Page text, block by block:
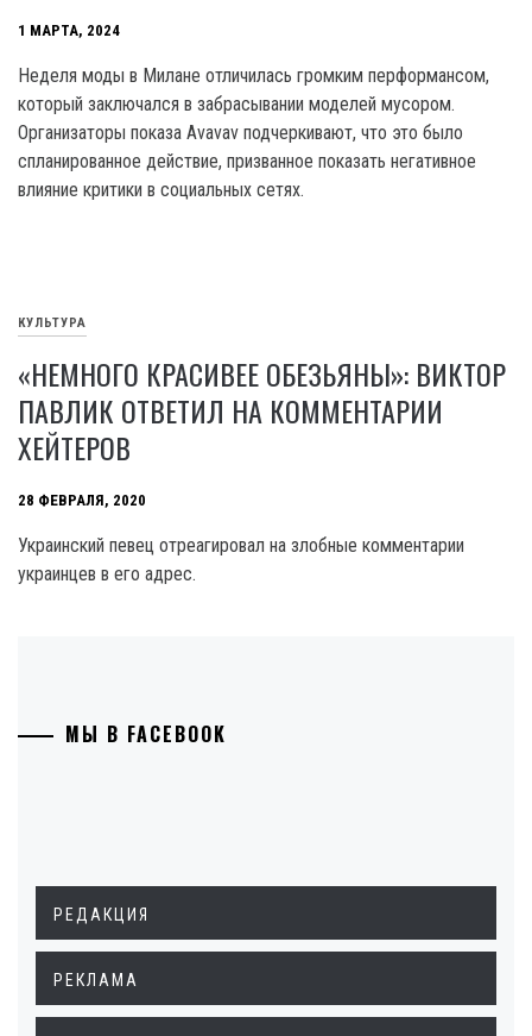
1 МАРТА, 2024
Неделя моды в Милане отличилась громким перформансом,
который заключался в забрасывании моделей мусором.
Организаторы показа Avavav подчеркивают, что это было
спланированное действие, призванное показать негативное
влияние критики в социальных сетях.
КУЛЬТУРА
«НЕМНОГО КРАСИВЕЕ ОБЕЗЬЯНЫ»: ВИКТОР
ПАВЛИК ОТВЕТИЛ НА КОММЕНТАРИИ
ХЕЙТЕРОВ
28 ФЕВРАЛЯ, 2020
Украинский певец отреагировал на злобные комментарии
украинцев в его адрес.
МЫ В FACEBOOK
РЕДАКЦИЯ
РЕКЛАМА